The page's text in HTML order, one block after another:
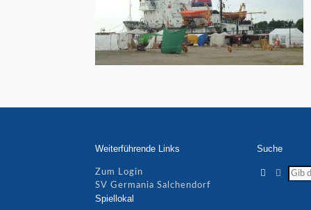
Weiterführende Links
Zum Login
SV Germania Salchendorf
Spiellokal
Suche